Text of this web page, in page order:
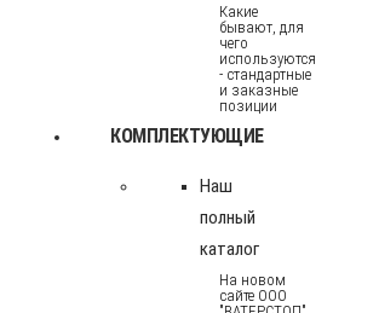
Какие
бывают, для
чего
используются
- стандартные
и заказные
позиции
КОМПЛЕКТУЮЩИЕ
Наш
полный
каталог
На новом
сайте ООО